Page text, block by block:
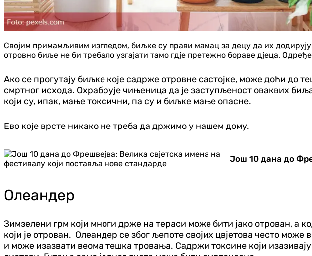
Својим примамљивим изгледом, биљке су прави мамац за децу да их
отровно биље не би требало узгајати тамо гдје претежно бораве дјеца.
Ако се прогутају биљке које садрже отровне састојке, може доћи до
смртног исхода. Охрабрује чињеница да је заступљеност оваквих
који су, ипак, мање токсични, па су и биљке мање опасне.
Ево које врсте никако не треба да држимо у нашем дому.
Још 10 дана до
Олеандер
Зимзелени грм који многи држе на тераси може бити јако отрован, а
који је отрован. Олеандер се због љепоте својих цвјетова често
и може изазвати веома тешка тровања. Садржи токсине који